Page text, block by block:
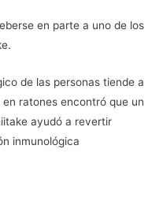
en parte a uno de los
de las personas tiende a
ratones encontró que un
ayudó a revertir
inmunológica